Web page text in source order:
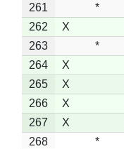
261
*
262
X
263
*
264
X
265
X
266
X
267
X
268
*